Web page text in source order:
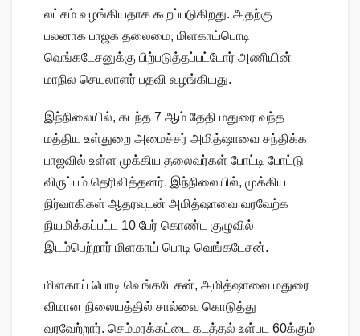
லட்சம் வழங்கியதாக கூறப்படுகிறது. அதற்கு
பலனாக பாஜக தலைமை, மிளகாய்பொடி
வெங்கடேசனுக்கு பிற்படுத்தப்பட்டோர் அணியின்
மாநில செயலாளர் பதவி வழங்கியது.
இந்நிலையில், கடந்த 7 ஆம் தேதி மதுரை வந்த
மத்திய உள்துறை அமைச்சர் அமித்ஷாவை சந்திக்க
பாஜவில் உள்ள முக்கிய தலைவர்கள் போட்டி போட்டு
விருப்பம் தெரிவித்தனர். இந்நிலையில், முக்கிய
நிர்வாகிகள் ஆதரவுடன் அமித்ஷாவை வரவேற்க
நியமிக்கப்பட்ட 10 பேர் கொண்ட குழுவில்
இடம்பெற்றார் மிளகாய் பொடி வெங்கடேசன்.
மிளகாய் பொடி வெங்கடேசன், அமித்ஷாவை மதுரை
விமான நிலையத்தில் சால்வை கொடுத்து
வரவேற்றார். செம்மரக்கட்டை கடத்தல் உள்பட 60க்கும்